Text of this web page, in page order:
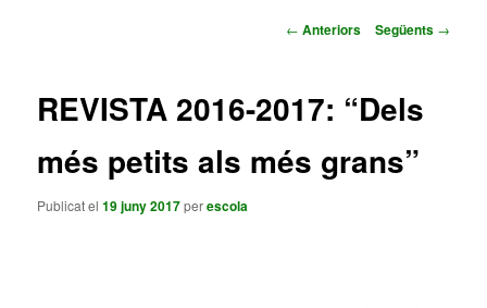
Navegació
← Anteriors Següents →
REVISTA 2016-2017: “Dels
més petits als més grans”
Publicat el19 juny 2017perescola